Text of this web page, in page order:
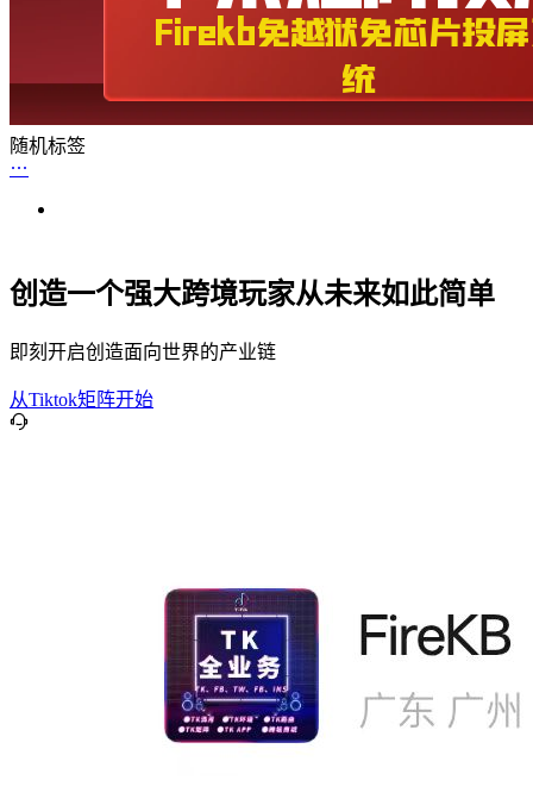
随机标签
创造一个强大跨境玩家从未来如此简单
即刻开启创造面向世界的产业链
从Tiktok矩阵开始